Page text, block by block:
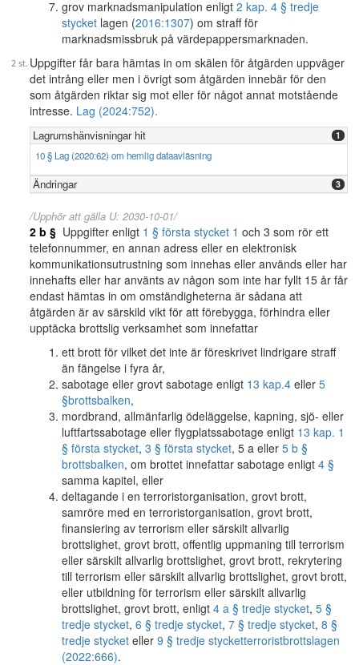
grov marknadsmanipulation enligt 2 kap. 4 § tredje
stycket lagen (2016:1307) om straff för
marknadsmissbruk på värdepappersmarknaden.
Uppgifter får bara hämtas in om skälen för åtgärden uppväger
det intrång eller men i övrigt som åtgärden innebär för den
som åtgärden riktar sig mot eller för något annat motstående
intresse. Lag (2024:752).
Lagrumshänvisningar hit 1
10 § Lag (2020:62) om hemlig dataavläsning
Ändringar 3
/Upphör att gälla U: 2030-10-01/
2 b § Uppgifter enligt 1 § första stycket 1 och 3 som rör ett
telefonnummer, en annan adress eller en elektronisk
kommunikationsutrustning som innehas eller används eller har
innehafts eller har använts av någon som inte har fyllt 15 år får
endast hämtas in om omständigheterna är sådana att
åtgärden är av särskild vikt för att förebygga, förhindra eller
upptäcka brottslig verksamhet som innefattar
ett brott för vilket det inte är föreskrivet lindrigare straff
än fängelse i fyra år,
sabotage eller grovt sabotage enligt 13 kap.4 eller 5
§brottsbalken,
mordbrand, allmänfarlig ödeläggelse, kapning, sjö- eller
luftfartssabotage eller flygplatssabotage enligt 13 kap. 1
§ första stycket, 3 § första stycket, 5 a eller 5 b §
brottsbalken, om brottet innefattar sabotage enligt 4 §
samma kapitel, eller
deltagande i en terroristorganisation, grovt brott,
samröre med en terroristorganisation, grovt brott,
finansiering av terrorism eller särskilt allvarlig
brottslighet, grovt brott, offentlig uppmaning till terrorism
eller särskilt allvarlig brottslighet, grovt brott, rekrytering
till terrorism eller särskilt allvarlig brottslighet, grovt brott,
eller utbildning för terrorism eller särskilt allvarlig
brottslighet, grovt brott, enligt 4 a § tredje stycket, 5 §
tredje stycket, 6 § tredje stycket, 7 § tredje stycket, 8 §
tredje stycket eller 9 § tredje stycketterroristbrottslagen
(2022:666).